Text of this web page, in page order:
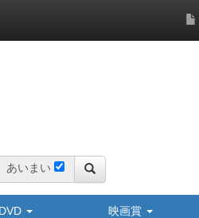
あいまい
映画賞